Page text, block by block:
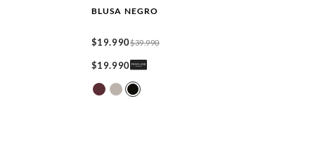
BLUSA NEGRO
$19.990$39.990
$19.990